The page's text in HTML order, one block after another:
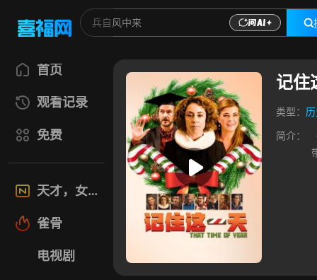
首页
观看记录
免费
天才，女友
雀骨
电视剧
记住
类型：
简介：